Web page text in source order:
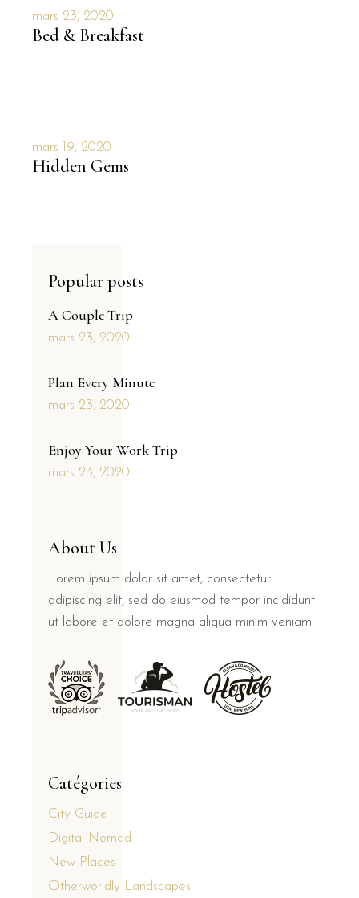
mars 23, 2020
Bed & Breakfast
mars 19, 2020
Hidden Gems
Popular posts
A Couple Trip
mars 23, 2020
Plan Every Minute
mars 23, 2020
Enjoy Your Work Trip
mars 23, 2020
About Us
Lorem ipsum dolor sit amet, consectetur
adipiscing elit, sed do eiusmod tempor incididunt
ut labore et dolore magna aliqua minim veniam.
Catégories
City Guide
Digital Nomad
New Places
Otherworldly Landscapes